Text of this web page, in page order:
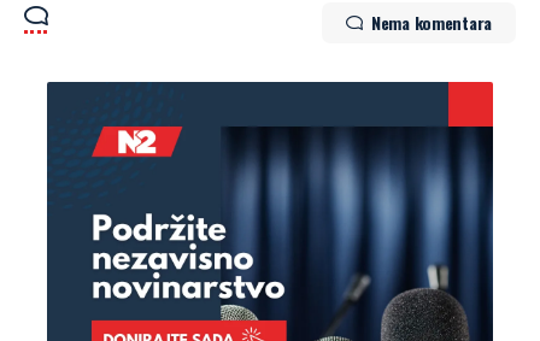
Nema komentara